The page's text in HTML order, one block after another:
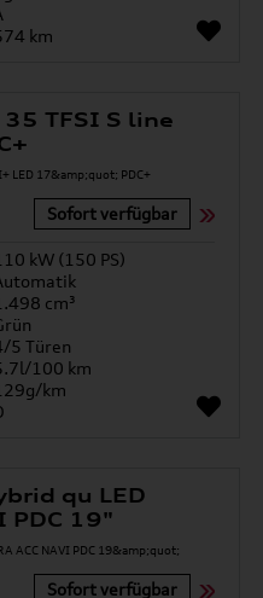
km
TFSI S line
Sofort verfügbar
kW (150 PS)
cm³
5 Türen
100 km
km
qu LED
PDC 19"
Sofort verfügbar